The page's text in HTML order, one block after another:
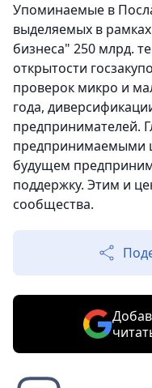
Упоминаемые в
выделяемых в
бизнеса" 250 млрд.
открытости
проверок микро и
года,
предпринимателей.
предпринимаемыми
будущем
поддержку. Этим и
сообщества.